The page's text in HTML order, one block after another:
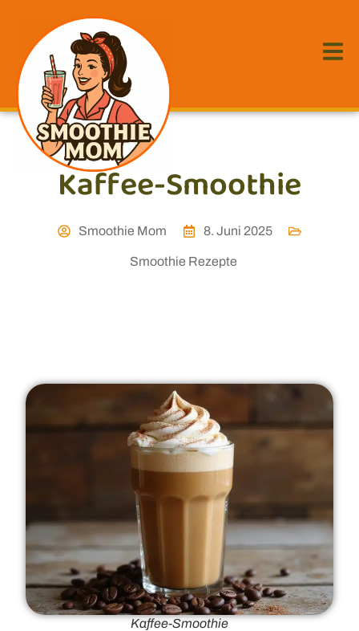
Kaffee-Smoothie
Smoothie Mom 8. Juni 2025
Smoothie Rezepte
Kaffee-Smoothie